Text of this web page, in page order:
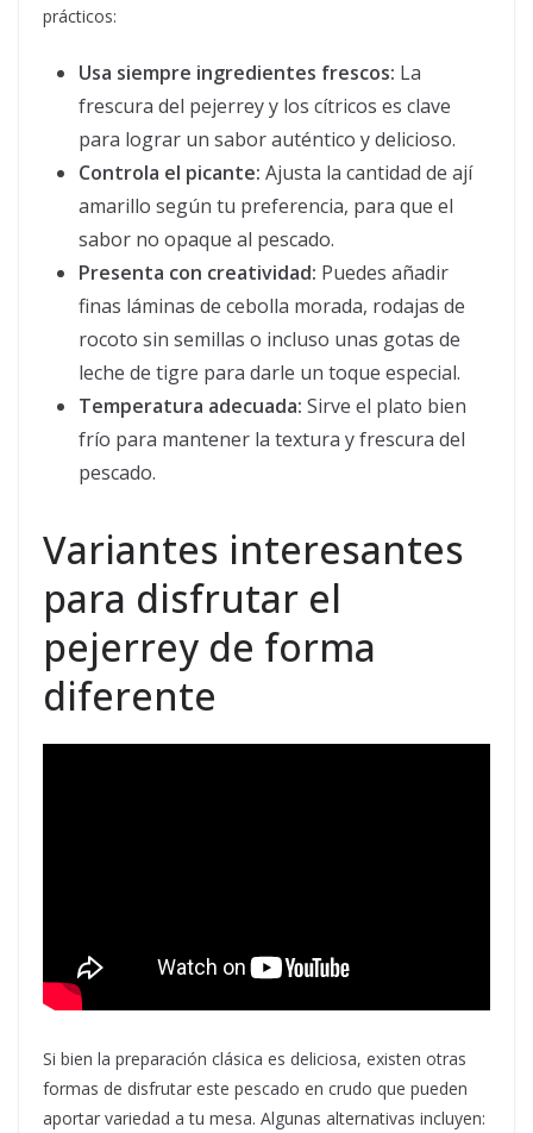
prácticos:
Usa siempre ingredientes frescos: La
frescura del pejerrey y los cítricos es clave
para lograr un sabor auténtico y delicioso.
Controla el picante: Ajusta la cantidad de ají
amarillo según tu preferencia, para que el
sabor no opaque al pescado.
Presenta con creatividad: Puedes añadir
finas láminas de cebolla morada, rodajas de
rocoto sin semillas o incluso unas gotas de
leche de tigre para darle un toque especial.
Temperatura adecuada: Sirve el plato bien
frío para mantener la textura y frescura del
pescado.
Variantes interesantes
para disfrutar el
pejerrey de forma
diferente
Si bien la preparación clásica es deliciosa, existen otras
formas de disfrutar este pescado en crudo que pueden
aportar variedad a tu mesa. Algunas alternativas incluyen: